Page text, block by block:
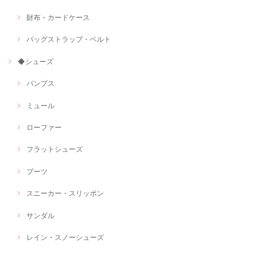
財布・カードケース
バッグストラップ・ベルト
◆シューズ
パンプス
ミュール
ローファー
フラットシューズ
ブーツ
スニーカー・スリッポン
サンダル
レイン・スノーシューズ